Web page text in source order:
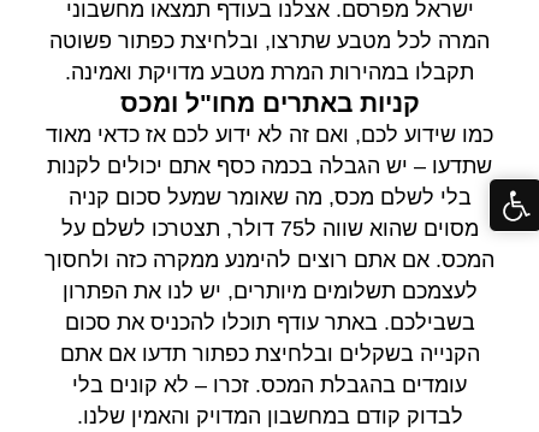
ישראל מפרסם. אצלנו בעודף תמצאו מחשבוני
המרה לכל מטבע שתרצו, ובלחיצת כפתור פשוטה
תקבלו במהירות המרת מטבע מדויקת ואמינה.
קניות באתרים מחו"ל ומכס
כמו שידוע לכם, ואם זה לא ידוע לכם אז כדאי מאוד
שתדעו – יש הגבלה בכמה כסף אתם יכולים לקנות
בלי לשלם מכס, מה שאומר שמעל סכום קניה
מסוים שהוא שווה ל75 דולר, תצטרכו לשלם על
המכס. אם אתם רוצים להימנע ממקרה כזה ולחסוך
לעצמכם תשלומים מיותרים, יש לנו את הפתרון
בשבילכם. באתר עודף תוכלו להכניס את סכום
הקנייה בשקלים ובלחיצת כפתור תדעו אם אתם
עומדים בהגבלת המכס. זכרו – לא קונים בלי
לבדוק קודם במחשבון המדויק והאמין שלנו.